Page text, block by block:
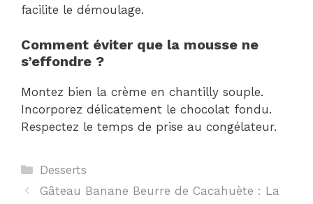
facilite le démoulage.
Comment éviter que la mousse ne
s’effondre ?
Montez bien la crème en chantilly souple.
Incorporez délicatement le chocolat fondu.
Respectez le temps de prise au congélateur.
Catégories
Desserts
Gâteau Banane Beurre de Cacahuète : La